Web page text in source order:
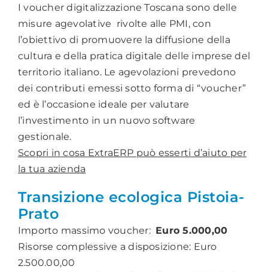
I voucher digitalizzazione Toscana sono delle
misure agevolative rivolte alle PMI, con
l’obiettivo di promuovere la diffusione della
cultura e della pratica digitale delle imprese del
territorio italiano. Le agevolazioni prevedono
dei contributi emessi sotto forma di “voucher”
ed è l’occasione ideale per valutare
l’investimento in un nuovo software
gestionale.
Scopri in cosa ExtraERP può esserti d’aiuto per
la tua azienda
Transizione ecologica Pistoia-
Prato
Importo massimo voucher: Euro 5.000,00
Risorse complessive a disposizione: Euro
2.500.00,00